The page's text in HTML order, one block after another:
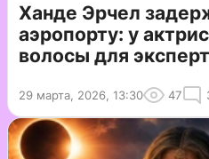
Ханде Эрчел
аэропорту: у
волосы для
29 марта, 2026, 13:30 47